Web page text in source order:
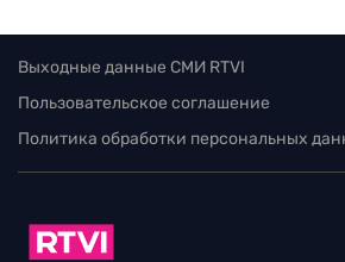
Выходные данные СМИ RTVI
Пользовательское соглашение
Политика обработки персональных